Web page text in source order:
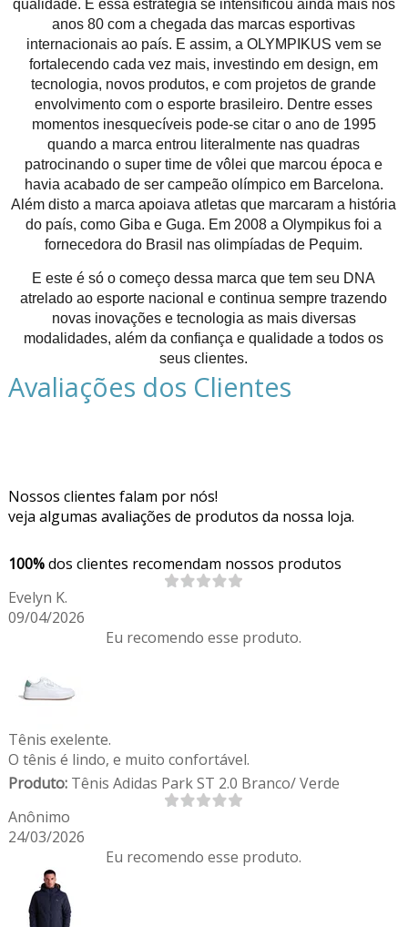
qualidade. E essa estratégia se intensificou ainda mais nos
anos 80 com a chegada das marcas esportivas
internacionais ao país. E assim, a OLYMPIKUS vem se
fortalecendo cada vez mais, investindo em design, em
tecnologia, novos produtos, e com projetos de grande
envolvimento com o esporte brasileiro. Dentre esses
momentos inesquecíveis pode-se citar o ano de 1995
quando a marca entrou literalmente nas quadras
patrocinando o super time de vôlei que marcou época e
havia acabado de ser campeão olímpico em Barcelona.
Além disto a marca apoiava atletas que marcaram a história
do país, como Giba e Guga. Em 2008 a Olympikus foi a
fornecedora do Brasil nas olimpíadas de Pequim.
E este é só o começo dessa marca que tem seu DNA
atrelado ao esporte nacional e continua sempre trazendo
novas inovações e tecnologia as mais diversas
modalidades, além da confiança e qualidade a todos os
seus clientes.
Avaliações dos Clientes
Nossos clientes falam por nós!
veja algumas avaliações de produtos da nossa loja.
100%dos clientes recomendam nossos produtos
Evelyn K.
09/04/2026
Eu recomendo esse produto.
Tênis exelente.
O tênis é lindo, e muito confortável.
Produto:Tênis Adidas Park ST 2.0 Branco/ Verde
Anônimo
24/03/2026
Eu recomendo esse produto.